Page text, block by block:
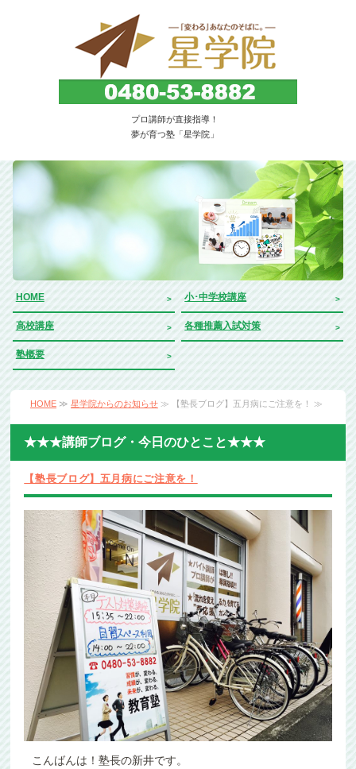
子どもを育てる・伸ばす教育塾。埼玉県久喜市
｜星学院
プロ講師が直接指導！
夢が育つ塾「星学院」
HOME 小･中学校講座
高校講座 各種推薦入試対策
塾概要
HOME≫ 星学院からのお知らせ≫ 【塾長ブログ】五月病にご注意を！ ≫
★★★講師ブログ・今日のひとこと★★★
【塾長ブログ】五月病にご注意を！
こんばんは！塾長の新井です。